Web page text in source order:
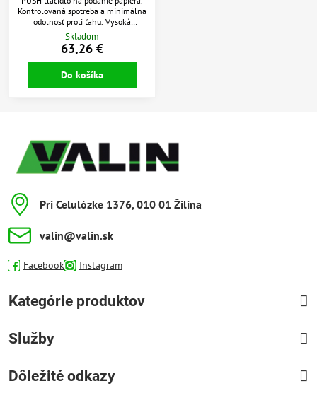
Kontrolovaná spotreba a minimálna
odolnosť proti ťahu. Vysoká
kapacita: 1058 listov na 1-vrstvovú
rolku Katrin XL. Spotreba papiera sa
dá ľahko kontrolovať vďaka
priehľadným bočným panelom.
Jednoduché použitie. Rezná
Skladom
63,26 €
Do košíka
Pri Celulózke 1376, 010 01 Žilina
valin​@valin​.sk
Facebook Instagram
Kategórie produktov
Služby
Dôležité odkazy